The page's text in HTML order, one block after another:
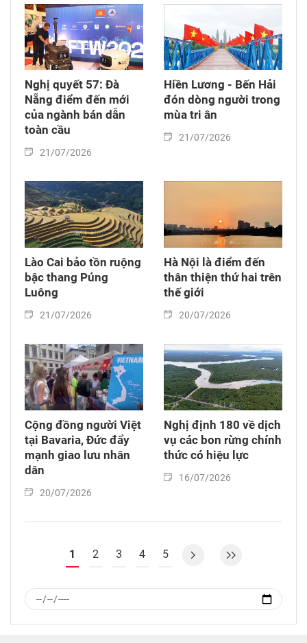
Nghị quyết 57: Đà
Nẵng điểm đến mới
của ngành bán dẫn
toàn cầu
21/07/2026
Hiền Lương - Bến Hải
đón dòng người trong
mùa tri ân
21/07/2026
Lào Cai bảo tồn ruộng
bậc thang Púng
Luông
21/07/2026
Hà Nội là điểm đến
thân thiện thứ hai trên
thế giới
20/07/2026
Cộng đồng người Việt
tại Bavaria, Đức đẩy
mạnh giao lưu nhân
dân
20/07/2026
Nghị định 180 về dịch
vụ các bon rừng chính
thức có hiệu lực
16/07/2026
1 2 3 4 5